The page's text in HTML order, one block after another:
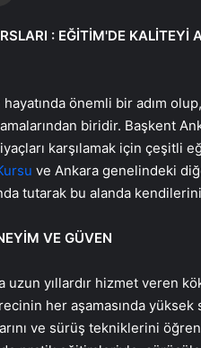
: EĞİTİM'DE KALİTEYİ
önemli bir adım
biridir. Başkent
karşılamak için çeşitli
ve Ankara genelindeki
tutarak bu alanda
VE GÜVEN
uzun yıllardır hizmet veren
her aşamasında yüksek
ve sürüş tekniklerini